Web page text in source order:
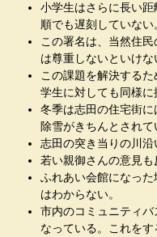
小学生はさらに長い
順でも遅刻していない
この署名は、当然住
は尊重しないといけな
この課題を解決する
学生に対しても同様に
冬季は志田の住宅街
除雪がきちんとされて
志田の突き当りの川沿
若い親御さんの意見も
ふれあい会館になっ
はわからない。
市内のコミュニティ
なっている。これをす